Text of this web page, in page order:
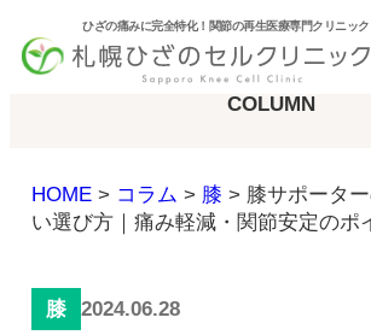
ひざの痛みに完全特化！関節の再生医療専門クリニック
初めての方へ
メニュー・料金
コラム
COLUMN
HOME> コラム > 膝 > 膝サポータ
い選び方｜痛み軽減・関節安定のポ
膝 2024.06.28